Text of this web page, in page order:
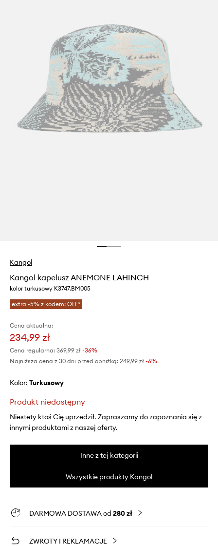
Kangol
Kangol kapelusz ANEMONE LAHINCH
kolor turkusowy K3747.BM005
extra -5% z kodem: OFF*
Cena aktualna:
234,99 zł
Cena regularna: 369,99 zł -36%
Najniższa cena z 30 dni przed obniżką: 249,99 zł -6%
Kolor: turkusowy
Produkt niedostępny
Niestety ktoś Cię uprzedził. Zapraszamy do zapoznania się z
innymi produktami z naszej oferty.
Inne z tej kategorii
Wszystkie produkty Kangol
DARMOWA DOSTAWA od 280 zł
ZWROTY I REKLAMACJE